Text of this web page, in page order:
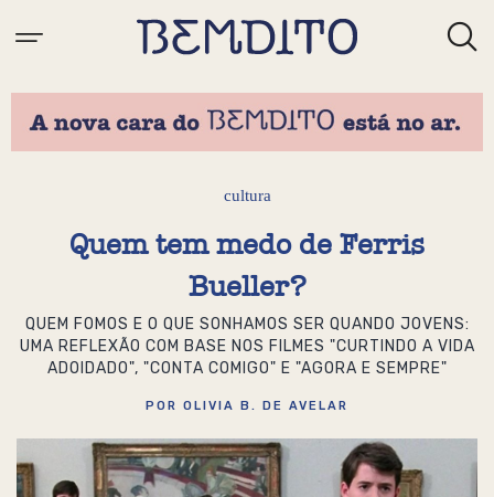
cultura
Quem tem medo de Ferris
Bueller?
QUEM FOMOS E O QUE SONHAMOS SER QUANDO JOVENS:
UMA REFLEXÃO COM BASE NOS FILMES "CURTINDO A VIDA
ADOIDADO", "CONTA COMIGO" E "AGORA E SEMPRE"
POR OLIVIA B. DE AVELAR